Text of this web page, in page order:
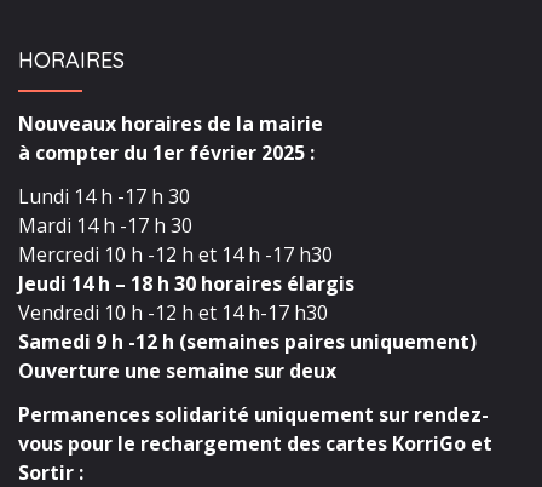
HORAIRES
Nouveaux horaires de la mairie
à compter du 1er février 2025 :
Lundi 14 h -17 h 30
Mardi 14 h -17 h 30
Mercredi 10 h -12 h et 14 h -17 h30
Jeudi 14 h – 18 h 30 horaires élargis
Vendredi 10 h -12 h et 14 h-17 h30
Samedi 9 h -12 h (semaines paires uniquement)
Ouverture une semaine sur deux
Permanences solidarité uniquement sur rendez-
vous pour le rechargement des cartes KorriGo et
Sortir :